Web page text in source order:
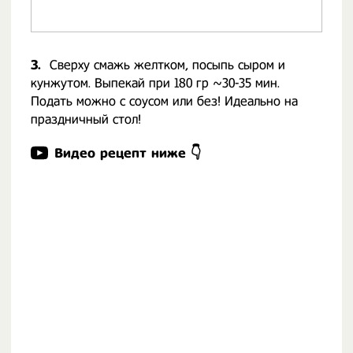
3. Сверху смажь желтком, посыпь сыром и
кунжутом. Выпекай при 180 гр ~30-35 мин.
Подать можно с соусом или без! Идеально на
праздничный стол!
Видео рецепт ниже 👇